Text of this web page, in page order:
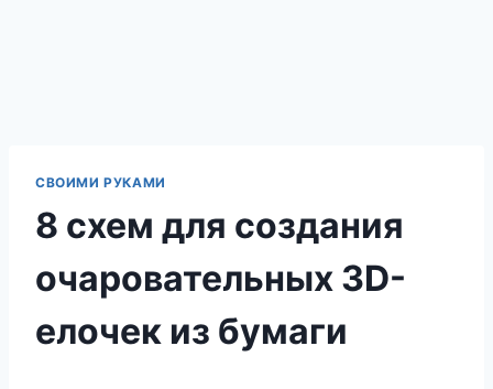
СВОИМИ РУКАМИ
8 схем для создания
очаровательных 3D-
елочек из бумаги